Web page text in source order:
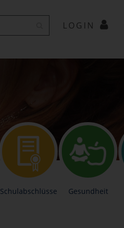
LOGIN
Schulabschlüsse Gesundheit